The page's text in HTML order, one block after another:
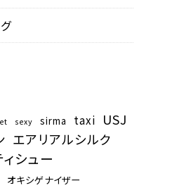
sexy sirma taxi USJ
エアリアルシルク
シュー
オキシゲナイザー